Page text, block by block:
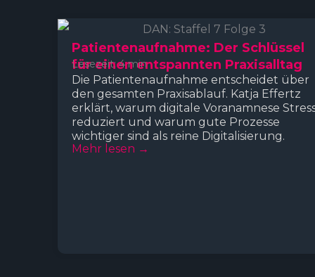
Patientenaufnahme: Der Schlüssel
für einen entspannten Praxisalltag
Lesezeit: 4 min
Die Patientenaufnahme entscheidet über
den gesamten Praxisablauf. Katja Effertz
erklärt, warum digitale Voranamnese
reduziert und warum gute Prozesse
wichtiger sind als reine Digitalisierung.
Mehr lesen →